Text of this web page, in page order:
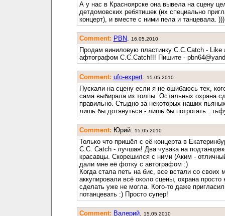
А у нас в Красноярске она вывела на сцену
детдомовских ребятишек (их специально
концерт), и вместе с ними пела и танцевала. )))
Comment: PBN. 16.05.2010
Продам виниловую пластинку C.C.Catch - Like
афтографом C.C.Catch!!! Пишите -
Comment: ufo-expert. 15.05.2010
Пускали на сцену если я не ошибаюсь тех,
сама выбирала из толпы. Остальных охрана
правильно. Стыдно за некоторых наших
лишь бы дотянуться - лишь бы
Comment: Юрий. 15.05.2010
Только что пришёл с её концерта в
С.С. Catch - лучшая! Два чувака на
красавцы. Скорешился с ними (Аким -
дали мне её фотку с автографом :)
Когда стала петь на бис, все встали со своих
аккупировали всё около сцены, охрана просто
сделать уже не могла. Кого-то даже
потанцевать :) Просто супер!
Comment: Валерий. 15.05.2010